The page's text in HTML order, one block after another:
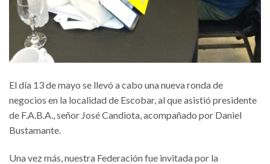
El día 13 de mayo se llevó a cabo una nueva ronda de
negocios en la localidad de Escobar, al que asistió presidente
de F.A.B.A., señor José Candiota, acompañado por Daniel
Bustamante.
Una vez más, nuestra Federación fue invitada por la